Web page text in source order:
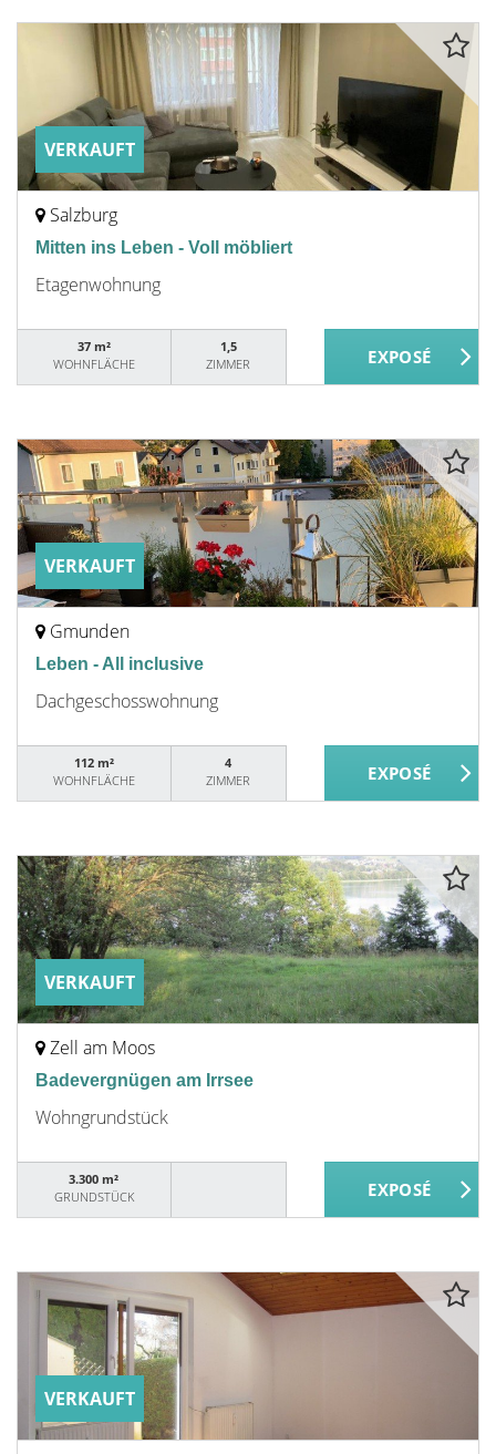
VERKAUFT
Salzburg
Mitten ins Leben - Voll möbliert
Etagenwohnung
37 m²
WOHNFLÄCHE
1,5
ZIMMER
VERKAUFT
Gmunden
Leben - All inclusive
Dachgeschosswohnung
112 m²
WOHNFLÄCHE
4
ZIMMER
VERKAUFT
Zell am Moos
Badevergnügen am Irrsee
Wohngrundstück
3.300 m²
GRUNDSTÜCK
VERKAUFT